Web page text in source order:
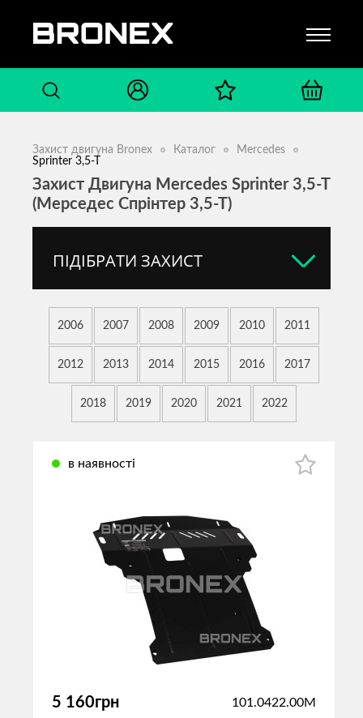
Захист двигуна Bronex Каталог
Mercedes
Sprinter 3,5-T
Захист Двигуна Mercedes Sprinter 3,5-T
(Мерседес Спрінтер 3,5-Т)
ПІДІБРАТИ ЗАХИСТ
2006 2007 2008 2009 2010 2011
2012 2013 2014 2015 2016 2017
2018 2019 2020 2021 2022
в наявності
5 160грн 101.0422.00M